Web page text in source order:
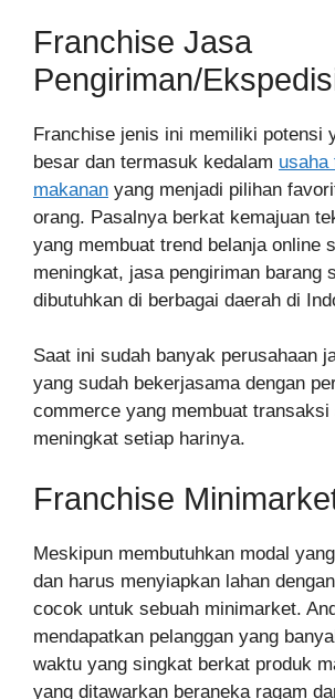
Franchise Jasa
Pengiriman/
Franchise jenis ini memiliki potensi
besar dan termasuk kedalam usaha
makanan yang menjadi pilihan
orang. Pasalnya berkat kemajuan
yang membuat trend belanja online
meningkat, jasa pengiriman barang
dibutuhkan di berbagai daerah di
Saat ini sudah banyak perusahaan
yang sudah bekerjasama dengan
commerce yang membuat transaksi
meningkat setiap harinya.
Franchise
Meskipun membutuhkan modal
dan harus menyiapkan lahan
cocok untuk sebuah minimarket.
mendapatkan pelanggan yang
waktu yang singkat berkat produk
yang ditawarkan beraneka ragam